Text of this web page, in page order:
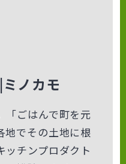
ノカモ
「ごはんで町を元
地でその土地に根
ッチンプロダクト